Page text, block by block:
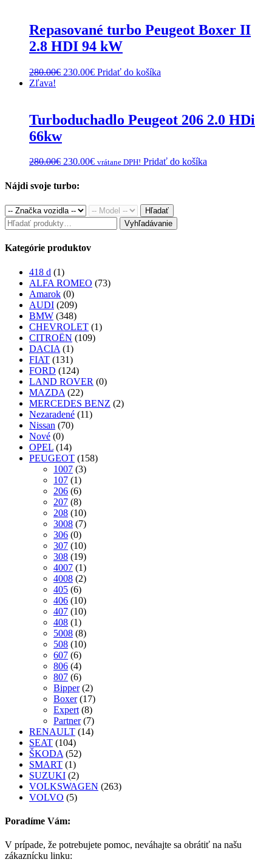
Repasované turbo Peugeot Boxer II
2.8 HDI 94 kW
280.00€ Original
230.00€Current
Pridať do košíka
Zľava!
Turboduchadlo Peugeot 206 2.0 HDi
66kw
280.00€ Original
was:
230.00€Current
vrátane DPH! Pridať do košíka
Nájdi svoje turbo:
Hľadať
Hľadať: Vyhľadávanie
Kategórie produktov
418 d (1)
ALFA ROMEO (73)
Amarok (0)
AUDI (209)
BMW (348)
CHEVROLET (1)
CITROËN (109)
DACIA (1)
FIAT (131)
FORD (124)
LAND ROVER (0)
MAZDA (22)
MERCEDES BENZ (2)
Nezaradené (11)
Nissan (70)
Nové (0)
OPEL (14)
PEUGEOT (158)
1007 (3)
107 (1)
206 (6)
207 (8)
208 (10)
3008 (7)
306 (0)
307 (10)
308 (19)
4007 (1)
4008 (2)
405 (6)
406 (10)
407 (10)
408 (1)
5008 (8)
508 (10)
607 (6)
806 (4)
807 (6)
Bipper (2)
Boxer (17)
Expert (8)
Partner (7)
RENAULT (14)
SEAT (104)
ŠKODA (52)
SMART (1)
SUZUKI (2)
VOLKSWAGEN (263)
VOLVO (5)
Poradíme Vám:
V prípade, že potrebujete pomoc, neváhajte sa obrátiť na našu
zákaznícku linku: